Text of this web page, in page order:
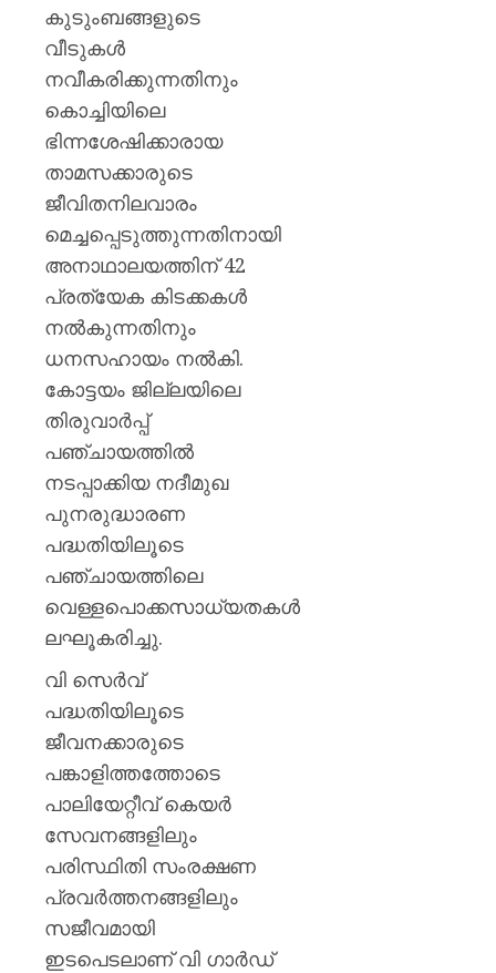
കുടുംബങ്ങളുടെ
വീടുകള്‍
നവീകരിക്കുന്നതിനും
കൊച്ചിയിലെ
ഭിന്നശേഷിക്കാരായ
താമസക്കാരുടെ
ജീവിതനിലവാരം
മെച്ചപ്പെടുത്തുന്നതിനായി
അനാഥാലയത്തിന് 42
പ്രത്യേക കിടക്കകള്‍
നല്‍കുന്നതിനും
ധനസഹായം നല്‍കി.
കോട്ടയം ജില്ലയിലെ
തിരുവാര്‍പ്പ്
പഞ്ചായത്തില്‍
നടപ്പാക്കിയ നദീമുഖ
പുനരുദ്ധാരണ
പദ്ധതിയിലൂടെ
പഞ്ചായത്തിലെ
വെള്ളപൊക്കസാധ്യതകൾ
ലഘൂകരിച്ചു.
വി സെര്‍വ്
പദ്ധതിയിലൂടെ
ജീവനക്കാരുടെ
പങ്കാളിത്തത്തോടെ
പാലിയേറ്റീവ് കെയര്‍
സേവനങ്ങളിലും
പരിസ്ഥിതി സംരക്ഷണ
പ്രവര്‍ത്തനങ്ങളിലും
സജീവമായി
ഇടപെടലാണ് വി ഗാര്‍ഡ്